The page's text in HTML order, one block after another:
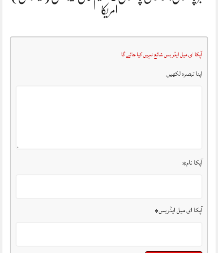
امریکا
آپکا ای میل ایڈریس شائع نہیں کیا جائے گا
اپنا تبصرہ لکھیں
آپکا نام*
آپکا ای میل ایڈریس*